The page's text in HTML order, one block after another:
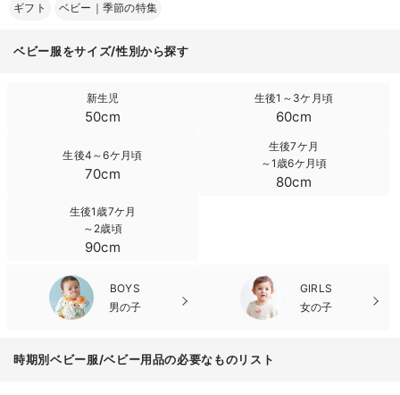
ギフト ベビー｜季節の特集
ベビー服をサイズ/性別から探す
新生児
50cm
生後1～3ケ月頃
60cm
生後4～6ケ月頃
70cm
生後7ケ月
～1歳6ケ月頃
80cm
生後1歳7ケ月
～2歳頃
90cm
BOYS
男の子
GIRLS
女の子
時期別ベビー服/ベビー用品の必要なものリスト